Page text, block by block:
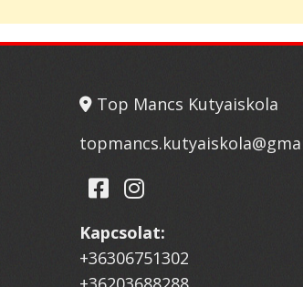
Top Mancs Kutyaiskola
Kapcsolat:
+36306751302